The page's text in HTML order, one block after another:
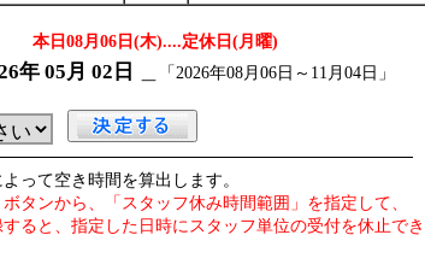
本日08月06日(木)....定休日(月曜)
年 05月 02日 「2026年08月06日～11月04日」
って空き時間を算出します。
ボタンから、「スタッフ休み時間範囲」を指定して、
ると、指定した日時にスタッフ単位の受付を休止で